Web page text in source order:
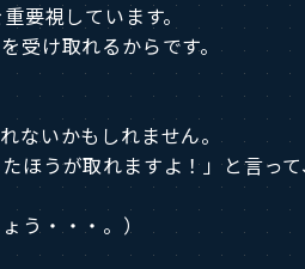
要視しています。
受け取れるからです。
ないかもしれません。
ほうが取れますよ！」と言っ
う・・・。）